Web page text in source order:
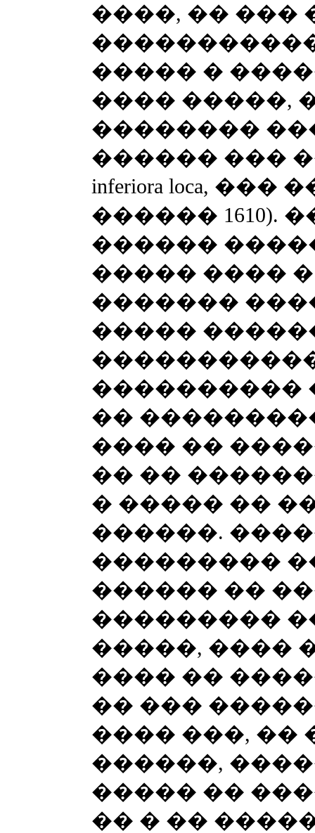
����, �� ���
����� �
���� �����,
��������
������ ���
inferiora loca,
������ 1610).
������
����� ����
�������
�����
����������
��
���� ��
�� ��
� ����� ��
������.
���������
������ ��
���������
�����, ����
���� ��
�� ���
���� ���, ��
������,
����� ��
�� � ��